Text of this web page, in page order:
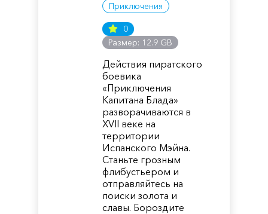
Приключения
0
Размер: 12.9 GB
Действия пиратского
боевика
«Приключения
Капитана Блада»
разворачиваются в
XVII веке на
территории
Испанского Мэйна.
Станьте грозным
флибустьером и
отправляйтесь на
поиски золота и
славы. Бороздите